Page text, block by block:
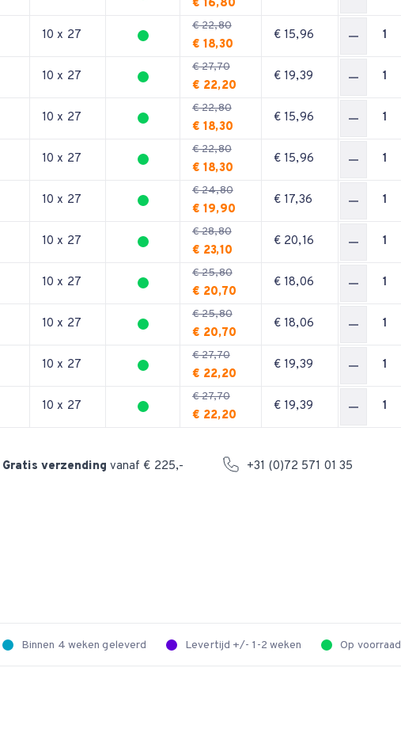
€ 16,80
10 x 27
€ 22,80
€ 18,30
€ 15,96
10 x 27
€ 27,70
€ 22,20
€ 19,39
10 x 27
€ 22,80
€ 18,30
€ 15,96
10 x 27
€ 22,80
€ 18,30
€ 15,96
10 x 27
€ 24,80
€ 19,90
€ 17,36
10 x 27
€ 28,80
€ 23,10
€ 20,16
10 x 27
€ 25,80
€ 20,70
€ 18,06
10 x 27
€ 25,80
€ 20,70
€ 18,06
10 x 27
€ 27,70
€ 22,20
€ 19,39
10 x 27
€ 27,70
€ 22,20
€ 19,39
Gratis verzending vanaf € 225,- +31 (0)72 571 01 35
Binnen 4 weken geleverd Levertijd +/- 1-2 weken Op voorraad